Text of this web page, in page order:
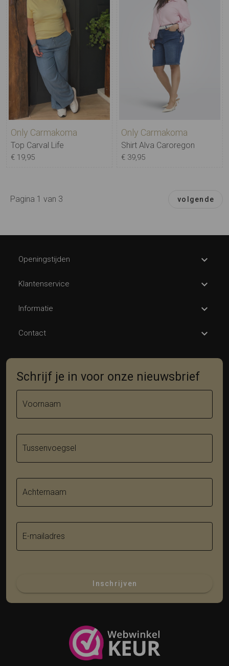
Only Carmakoma
Top Carval Life
€ 19,95
Only Carmakoma
Shirt Alva Caroregon
€ 39,95
Pagina 1 van 3 volgende
Openingstijden
Klantenservice
Informatie
Contact
Schrijf je in voor onze nieuwsbrief
Voornaam
Tussenvoegsel
Achternaam
E-mailadres
Inschrijven